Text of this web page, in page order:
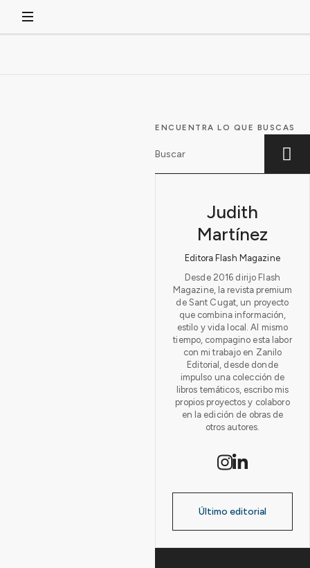
ENCUENTRA LO QUE BUSCAS
Judith
Martínez
Editora Flash Magazine
Desde 2016 dirijo Flash
Magazine, la revista premium
de Sant Cugat, un proyecto
que combina información,
estilo y vida local. Al mismo
tiempo, compagino esta labor
con mi trabajo en Zanilo
Editorial, desde donde
impulso una colección de
libros temáticos, escribo mis
propios proyectos y colaboro
en la edición de obras de
otros autores.
Último editorial